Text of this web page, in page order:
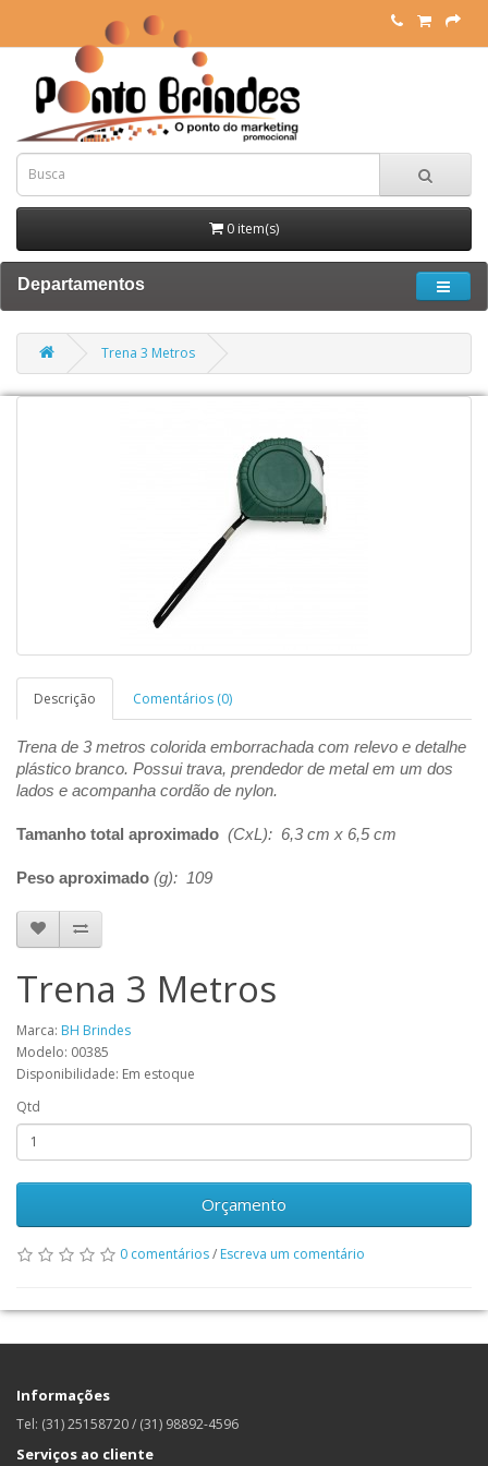
0 item(s)
Departamentos
Trena 3 Metros
Descrição Comentários (0)
Trena de 3 metros colorida emborrachada com relevo e detalhe
plástico branco. Possui trava, prendedor de metal em um dos
lados e acompanha cordão de nylon.
Tamanho total aproximado (CxL): 6,3 cm x 6,5 cm
Peso aproximado (g): 109
Trena 3 Metros
Marca: BH Brindes
Modelo: 00385
Disponibilidade: Em estoque
Qtd
Orçamento
0 comentários/ Escreva um comentário
Informações
Tel: (31) 25158720 / (31) 98892-4596
Serviços ao cliente